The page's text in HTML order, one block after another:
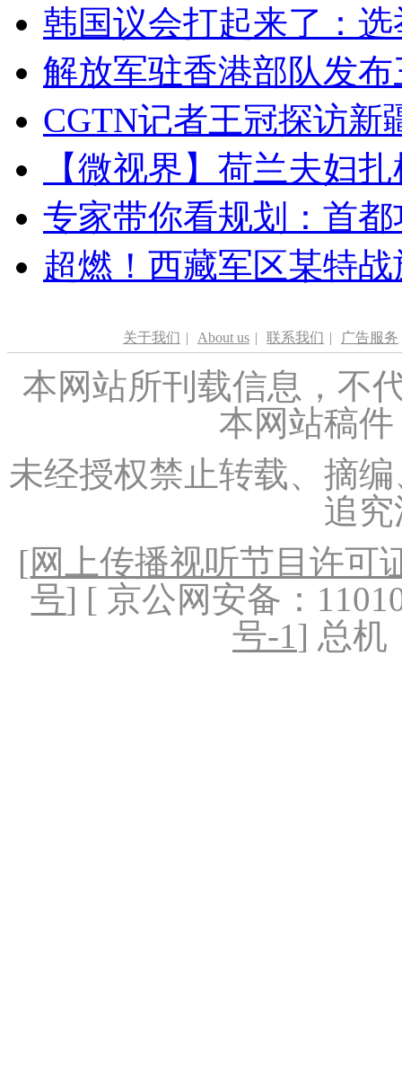
韩国议会打起来了：
解放军驻香港部队发
CGTN记者王冠探访新
【微视界】荷兰夫妇
专家带你看规划：首
超燃！西藏军区某特
关于我们 | About us | 联系我们 | 广告服务
本网站所刊载信息，不
本网站稿
未经授权禁止转载、摘
追
[网上传播视听节目许可
号] [ 京公网安备：
号-1] 总机